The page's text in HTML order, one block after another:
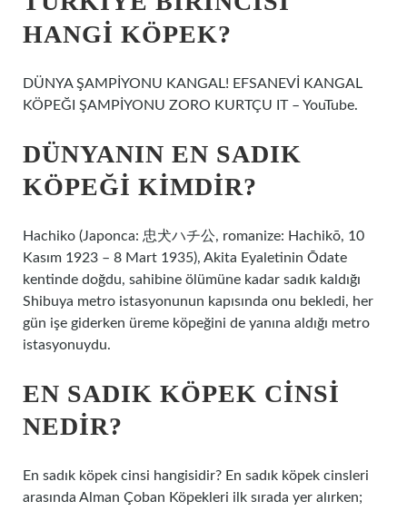
HANGI KÖPEK?
DÜNYA ŞAMPİYONU KANGAL! EFSANEVİ KANGAL
KÖPEĞI ŞAMPİYONU ZORO KURTÇU IT – YouTube.
DÜNYANIN EN SADIK
KÖPEĞI KIMDIR?
Hachiko (Japonca: 忠犬ハチ公, romanize: Hachikō, 10
Kasım 1923 – 8 Mart 1935), Akita Eyaletinin Ōdate
kentinde doğdu, sahibine ölümüne kadar sadık kaldığı
Shibuya metro istasyonunun kapısında onu bekledi, her
gün işe giderken üreme köpeğini de yanına aldığı metro
istasyonuydu.
EN SADIK KÖPEK CINSI
NEDIR?
En sadık köpek cinsi hangisidir? En sadık köpek cinsleri
arasında Alman Çoban Köpekleri ilk sırada yer alırken;